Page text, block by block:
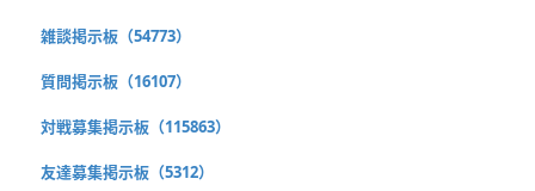
雑談掲示板（54773）
質問掲示板（16107）
対戦募集掲示板（115863）
友達募集掲示板（5312）